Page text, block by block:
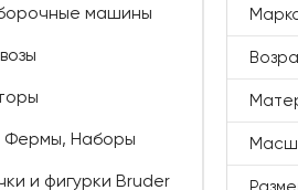
машины
Фермы, Наборы
и фигурки Bruder